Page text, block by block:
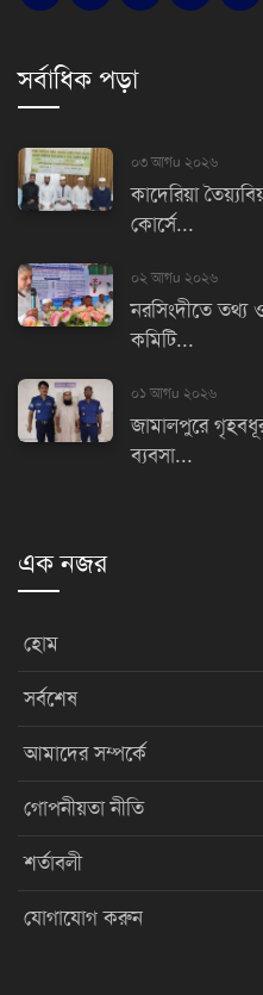
সর্বাধিক পড়া
০৩ আগu ২০২৬
কাদেরিয়া
কোর্সে...
০২ আগu ২০২৬
নরসিংদীতে তথ্য
কমিটি...
০১ আগu ২০২৬
জামালপুরে
ব্যবসা...
এক নজর
হোম
সর্বশেষ
আমাদের সম্পর্কে
গোপনীয়তা নীতি
শর্তাবলী
যোগাযোগ করুন